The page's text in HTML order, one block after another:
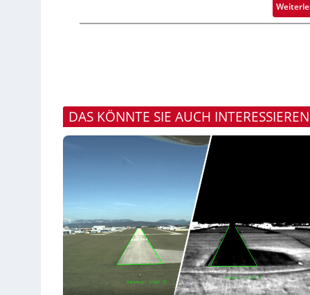
DAS KÖNNTE SIE AUCH INTERESSIEREN